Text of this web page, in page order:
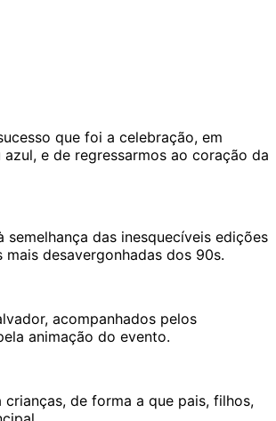
que foi a celebração, em
e de regressarmos ao coração da
das inesquecíveis edições
desavergonhadas dos 90s.
acompanhados pelos
animação do evento.
de forma a que pais, filhos,